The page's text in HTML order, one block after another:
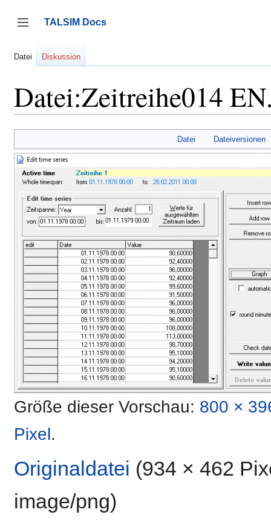
springen
Seitenleiste umschalten
TALSIM Docs
Datei Diskussion
Datei:Zeitreihe014
Datei Dateiversionen
Größe dieser Vorschau: 800 ×
Pixel.
Originaldatei (934 × 462
image/png)